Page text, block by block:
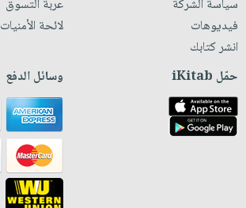
سياسة الشركة
فيديوهات
انشر كتابك
عربة التسوق
لائحة الأمنيات
حمّل iKitab وسائل الدفع